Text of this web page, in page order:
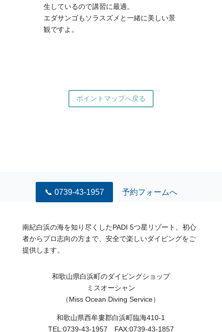
生しているので講習に最適。
エダサンゴもソラスズメと一緒に美しい景
観ですよ。
ポイントマップへ戻る
南紀白浜の海を知り尽くしたPADI 5つ星リゾート。初心
者からプロ志向の方まで、安全で楽しいダイビングをご
提供します。
和歌山県白浜町のダイビングショップ
ミスオーシャン
（Miss Ocean Diving Service）
和歌山県西牟婁郡白浜町臨海410-1
TEL:0739-43-1957 FAX:0739-43-1857
📞 0739-43-1957 予約フォームへ